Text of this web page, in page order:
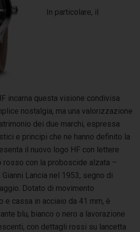
In particolare, il
incarna questa visione condivisa
nostalgia, ma una valorizzazione
dei due marchi, espressa
e principi che ne hanno definito la
il nuovo logo HF con lettere
rosso con la proboscide alzata –
Lancia nel 1953, segno di
Dotato di movimento
e cassa in acciaio da 41 mm, è
blu, bianco o nero a lavorazione
con dettagli rossi su lancetta